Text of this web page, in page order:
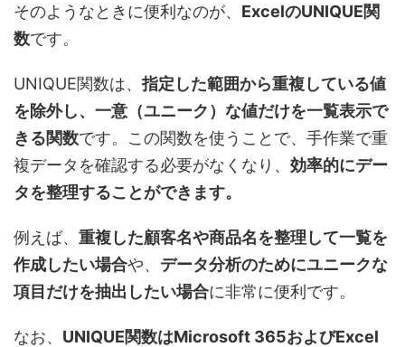
そのようなときに便利なのが、 ExcelのUNIQUE関
数です。
UNIQUE関数は、指定した範囲から重複している値
を除外し、一意（ユニーク）な値だけを一覧表示で
きる関数です。この関数を使うことで、手作業で重
複データを確認する必要がなくなり、 効率的にデー
タを整理することができます。
例えば、 重複した顧客名や商品名を整理して一覧を
作成したい場合や、 データ分析のためにユニークな
項目だけを抽出したい場合に非常に便利です。
なお、 UNIQUE関数はMicrosoft 365およびExcel